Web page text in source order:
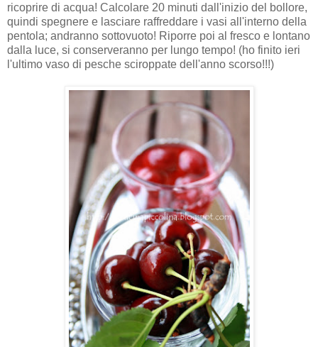
ricoprire di acqua! Calcolare 20 minuti dall'inizio del bollore,
quindi spegnere e lasciare raffreddare i vasi all'interno della
pentola; andranno sottovuoto! Riporre poi al fresco e lontano
dalla luce, si conserveranno per lungo tempo! (ho finito ieri
l'ultimo vaso di pesche sciroppate dell'anno scorso!!!)